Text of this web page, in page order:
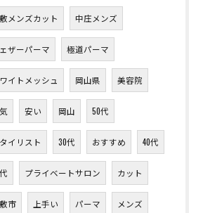
メンズカット 中庄メンズ
ザーパーマ 極道パーマ
イトメッシュ 岡山県 美容院
安い 岡山 50代
イリスト 30代 おすすめ 40代
プライベートサロン カット
市 上手い パーマ メンズ